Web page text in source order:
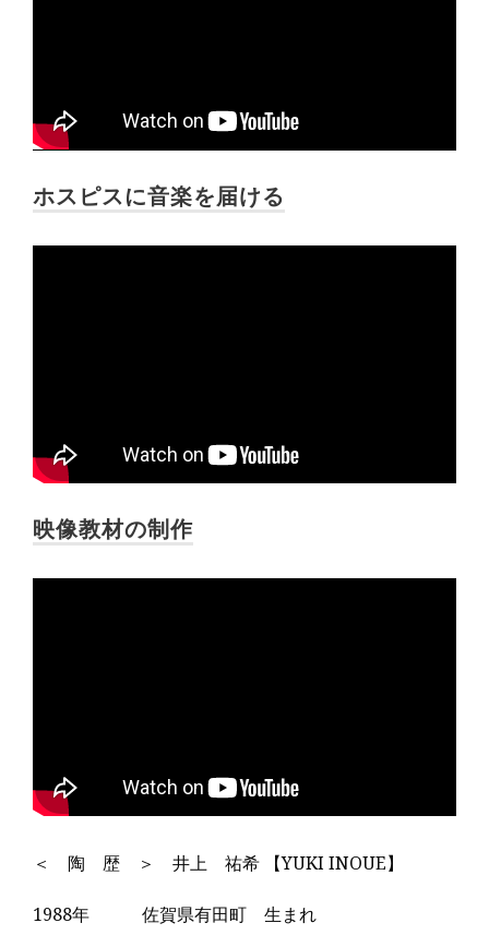
ホスピスに音楽を届ける
映像教材の制作
＜ 陶 歴 ＞ 井上 祐希 【YUKI INOUE】
1988年 佐賀県有田町 生まれ